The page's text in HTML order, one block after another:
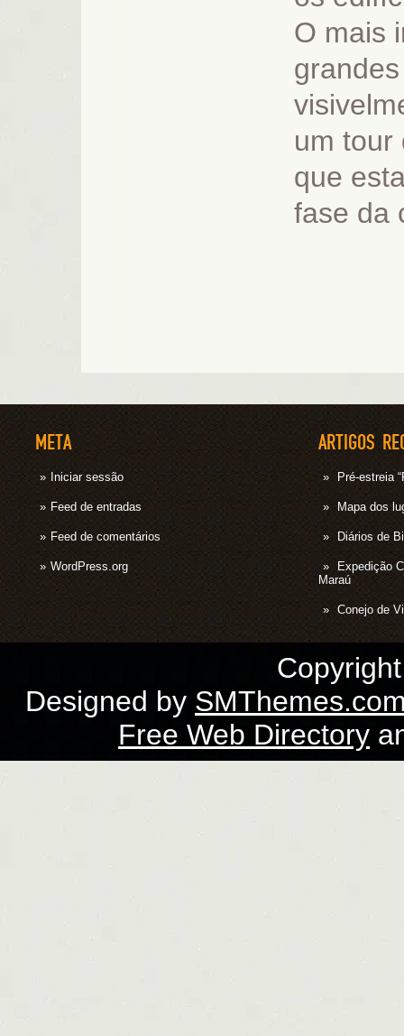
O mais
um tour
que
fase da
META
Iniciar sessão
Feed de entradas
Feed de comentários
WordPress.org
ARTIGOS
Pré-estreia
Mapa dos
Diários de
Expedição
Maraú
Conejo de
Designed by
Free Web Directory